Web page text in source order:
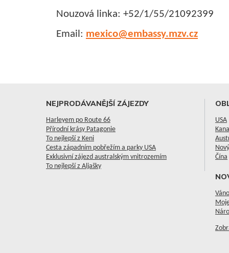
Nouzová linka: +52/1/55/21092399
Email: mexico@embassy.mzv.cz
NEJPRODÁVANĚJŠÍ ZÁJEZDY
Harleyem po Route 66
Přírodní krásy Patagonie
To nejlepší z Keni
Cesta západním pobřežím a parky USA
Exklusivní zájezd australským vnitrozemím
To nejlepší z Aljašky
USA
Čína